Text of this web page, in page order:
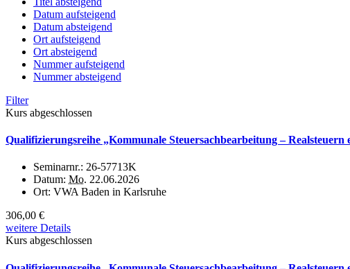
Datum aufsteigend
Datum absteigend
Ort aufsteigend
Ort absteigend
Nummer aufsteigend
Nummer absteigend
Filter
Kurs abgeschlossen
Qualifizierungsreihe „Kommunale Steuersachbearbeitung –
Seminarnr.: 26-57713K
Datum: Mo. 22.06.2026
Ort: VWA Baden in Karlsruhe
306,00 €
weitere Details
Kurs abgeschlossen